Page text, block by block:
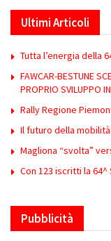
Ultimi Articoli
Tutta l’energia della
FAWCAR-BESTUNE
PROPRIO SVILUPPO
Rally Regione
Il futuro della
Magliona “svolta”
Con 123 iscritti la
Pubblicità